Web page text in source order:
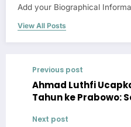
Add your Biographical
View All Posts
Previous post
Ahmad Luthfi
Tahun ke Prabowo:
Next post